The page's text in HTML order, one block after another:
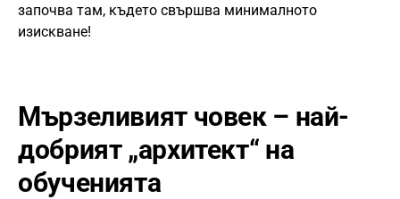
започва там, където свършва минималното
изискване!
Мързеливият човек – най-
добрият „архитект“ на
обученията